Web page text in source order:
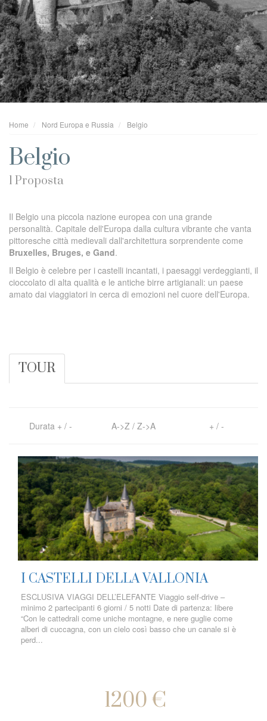
Home Nord Europa e Russia Belgio
Belgio
1 Proposta
Il Belgio una piccola nazione europea con una grande
personalità. Capitale dell'Europa dalla cultura vibrante che vanta
pittoresche città medievali dall'architettura sorprendente come
Bruxelles, Bruges, e Gand.
Il Belgio è celebre per i castelli incantati, i paesaggi verdeggianti, il
cioccolato di alta qualità e le antiche birre artigianali: un paese
amato dai viaggiatori in cerca di emozioni nel cuore dell'Europa.
TOUR
Durata + / - A->Z / Z->A + / -
I CASTELLI DELLA VALLONIA
ESCLUSIVA VIAGGI DELL’ELEFANTE Viaggio self-drive –
minimo 2 partecipanti 6 giorni / 5 notti Date di partenza: libere
“Con le cattedrali come uniche montagne, e nere guglie come
alberi di cuccagna, con un cielo così basso che un canale si è
perd...
1200 €